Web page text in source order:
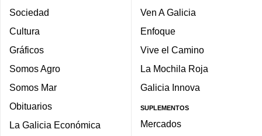
Sociedad
Cultura
Gráficos
Somos Agro
Somos Mar
Obituarios
La Galicia Económica
Ven A Galicia
Enfoque
Vive el Camino
La Mochila Roja
Galicia Innova
SUPLEMENTOS
Mercados